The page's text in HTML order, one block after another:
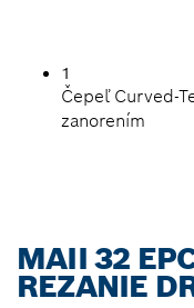
1
Čepeľ Curved-
zanorením
MAII 32
REZANIE